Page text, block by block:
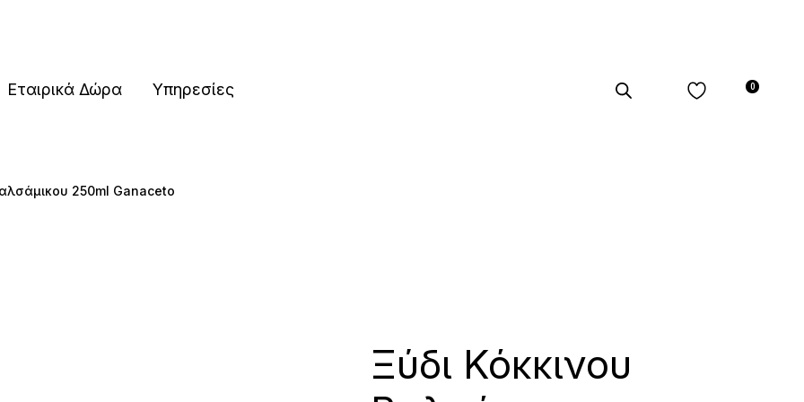
Εταιρικά Δώρα Υπηρεσίες 0
250ml Ganaceto
Ξύδι Κόκκινου